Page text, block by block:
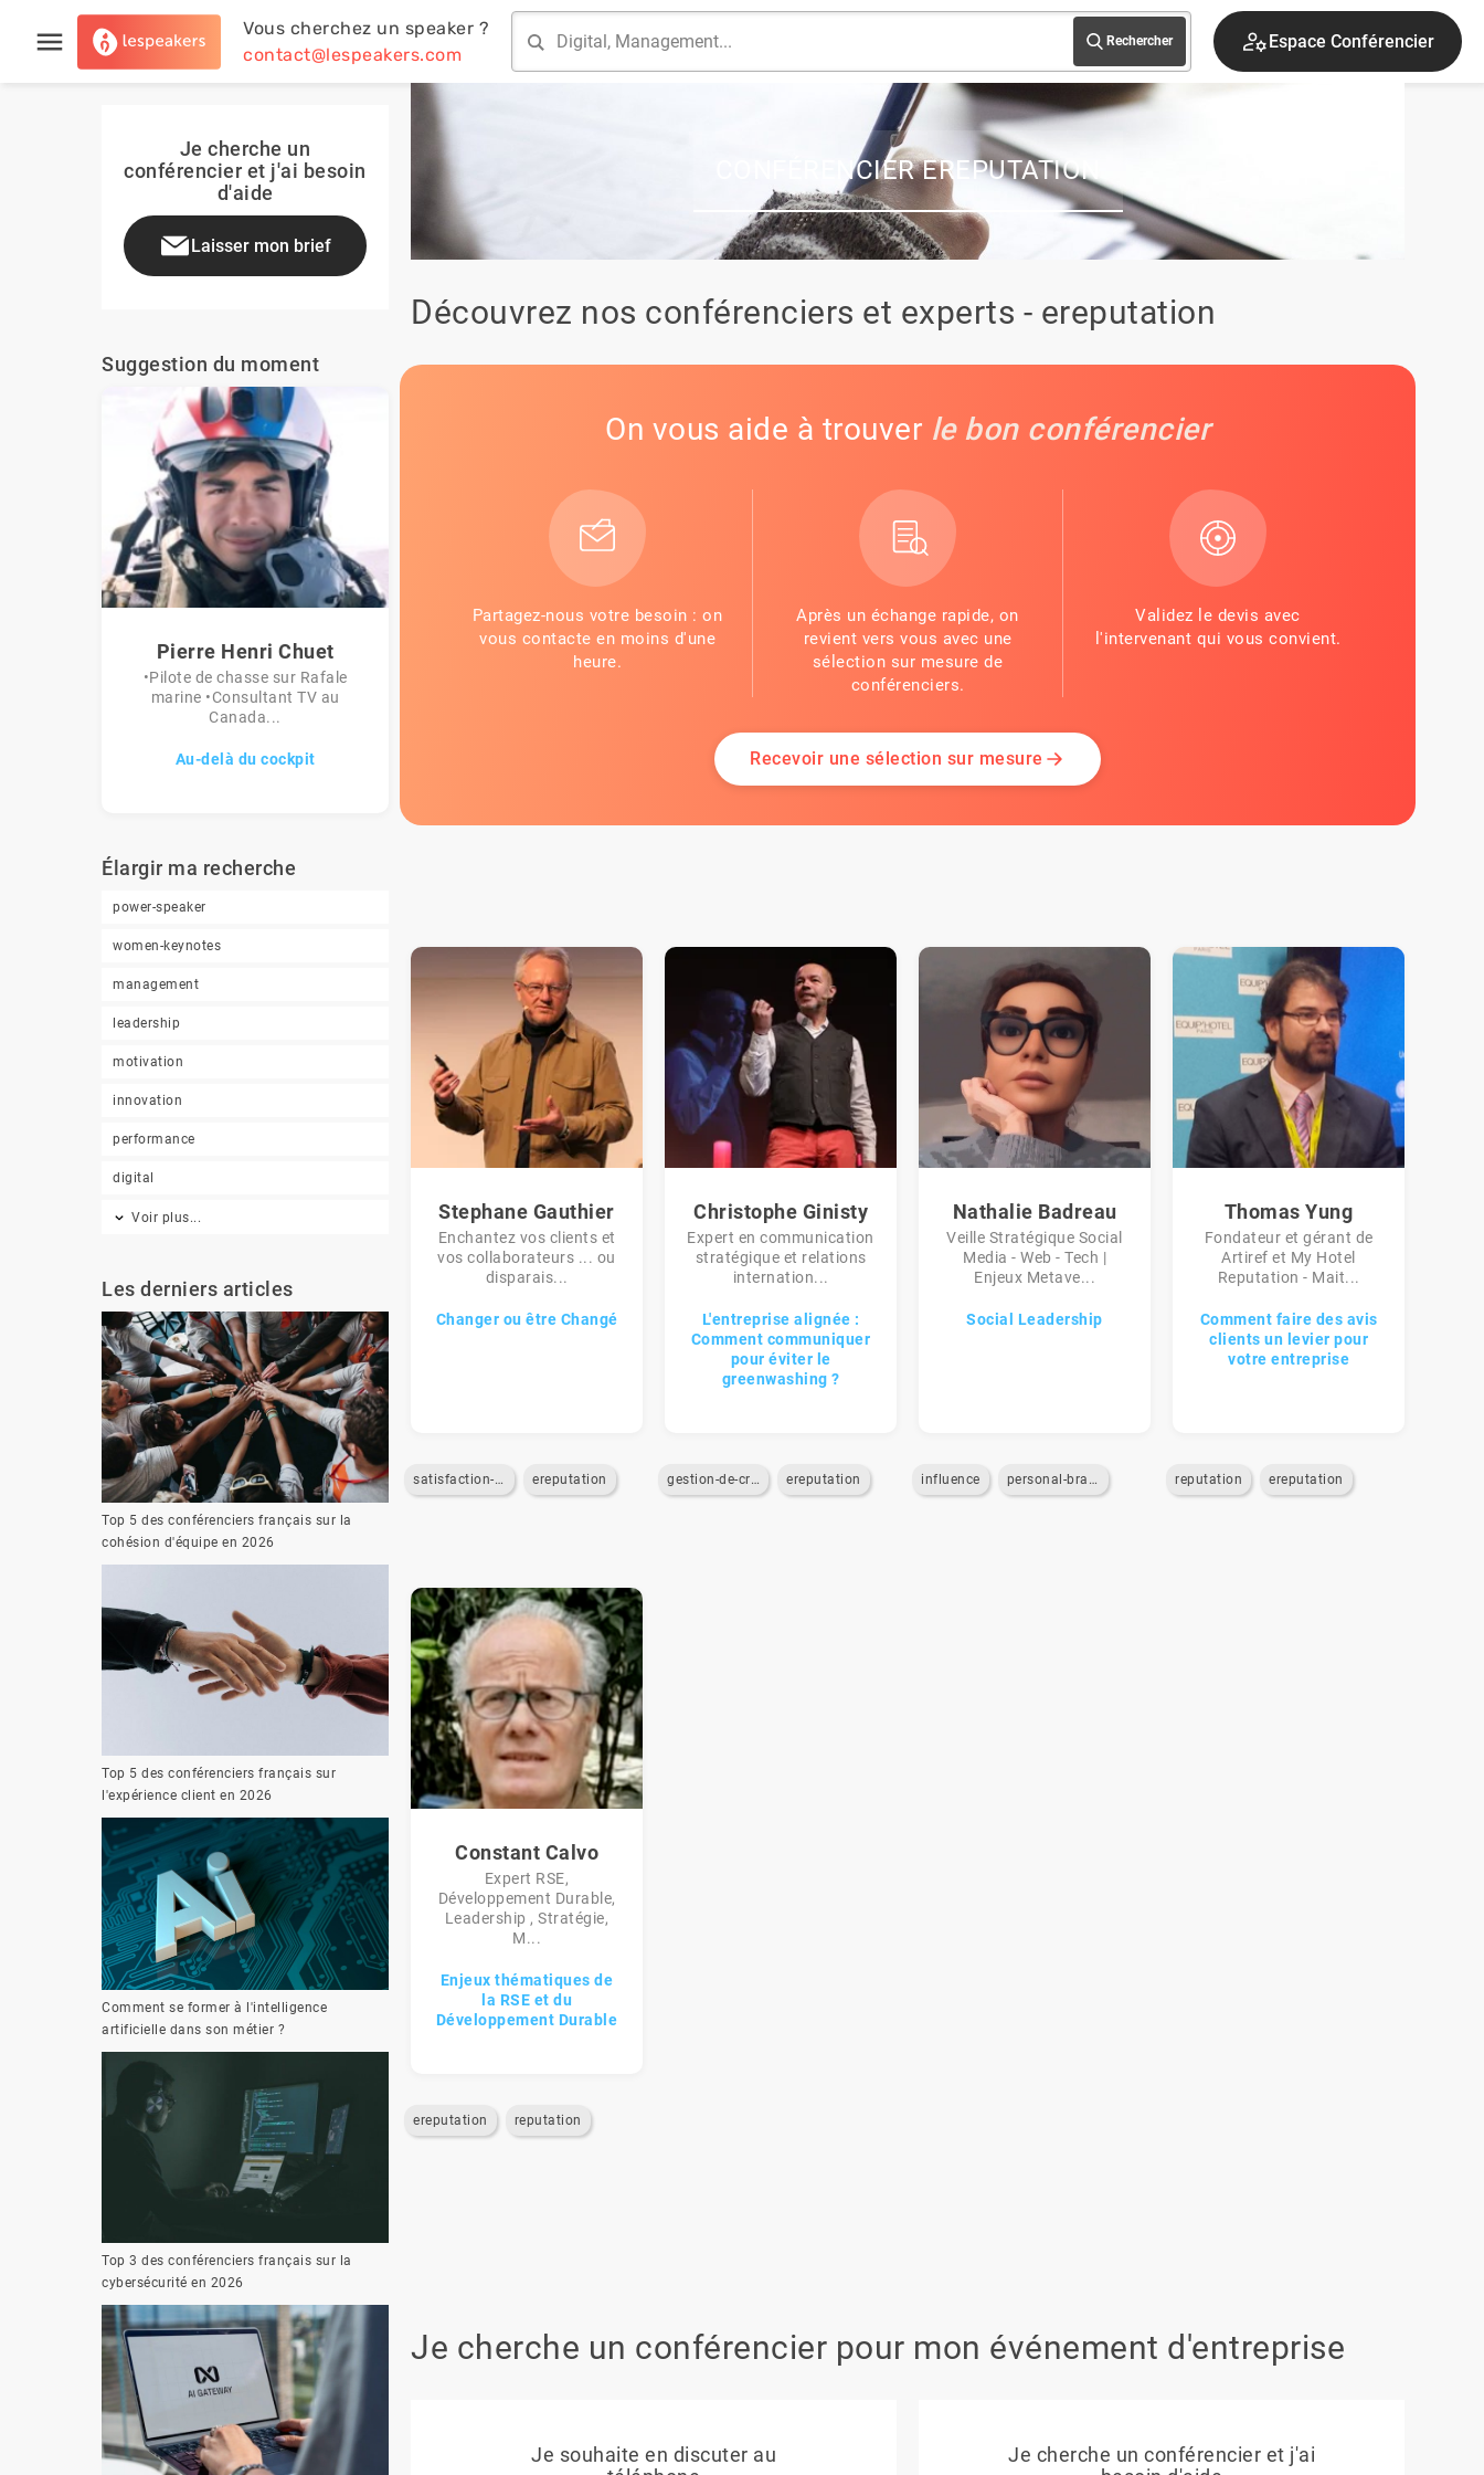
Vous cherchez un speaker ?
contact@lespeakers.com
Rechercher Espace Conférencier
Je cherche un
conférencier et j'ai besoin
d'aide
Laisser mon brief
Suggestion du moment
Pierre Henri Chuet
•Pilote de chasse sur Rafale
marine •Consultant TV au
Canada...
Au-delà du cockpit
Élargir ma recherche
power-speaker
women-keynotes
management
leadership
motivation
innovation
performance
digital
Voir plus...
Les derniers articles
Top 5 des conférenciers français sur la
cohésion d'équipe en 2026
Top 5 des conférenciers français sur
l'expérience client en 2026
Comment se former à l'intelligence
artificielle dans son métier ?
Top 3 des conférenciers français sur la
cybersécurité en 2026
CONFÉRENCIER EREPUTATION
Découvrez nos conférenciers et experts - ereputation
On vous aide à trouver le bon conférencier
Partagez-nous votre besoin : on
vous contacte en moins d'une
heure.
Après un échange rapide, on
revient vers vous avec une
sélection sur mesure de
conférenciers.
Validez le devis avec
l'intervenant qui vous convient.
Recevoir une sélection sur mesure
Stephane Gauthier
Enchantez vos clients et
vos collaborateurs ... ou
disparais...
Changer ou être Changé
satisfaction-client ereputation
Christophe Ginisty
Expert en communication
stratégique et relations
internation...
L'entreprise alignée :
Comment communiquer
pour éviter le
greenwashing ?
gestion-de-crise ereputation
Nathalie Badreau
Veille Stratégique Social
Media - Web - Tech |
Enjeux Metave...
Social Leadership
influence personal-branding
Thomas Yung
Fondateur et gérant de
Artiref et My Hotel
Reputation - Mait...
Comment faire des avis
clients un levier pour
votre entreprise
reputation ereputation
Constant Calvo
Expert RSE,
Développement Durable,
Leadership , Stratégie,
M...
Enjeux thématiques de
la RSE et du
Développement Durable
ereputation reputation
Je cherche un conférencier pour mon événement d'entreprise
Je souhaite en discuter au
Je cherche un conférencier et j'ai